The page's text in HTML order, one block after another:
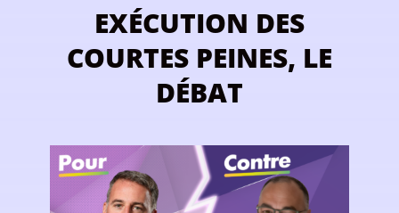
EXÉCUTION DES
COURTES PEINES, LE
DÉBAT